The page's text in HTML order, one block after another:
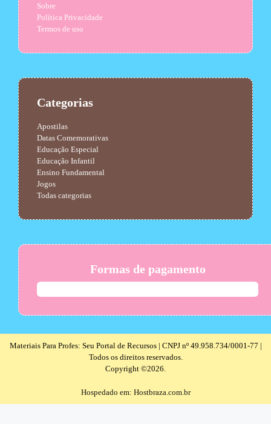
Sobre
Política Privacidade
Termos de uso
Categorias
Apostilas
Datas Comemorativas
Educação Especial
Educação Infantil
Ensino Fundamental
Jogos
Todas categorias
Formas de pagamento
Materiais Para Profes: Seu Portal de Recursos | CNPJ nº 49.958.734/0001-77 |
Todos os direitos reservados.
Copyright ©2026.
Hospedado em: Hostbraza.com.br